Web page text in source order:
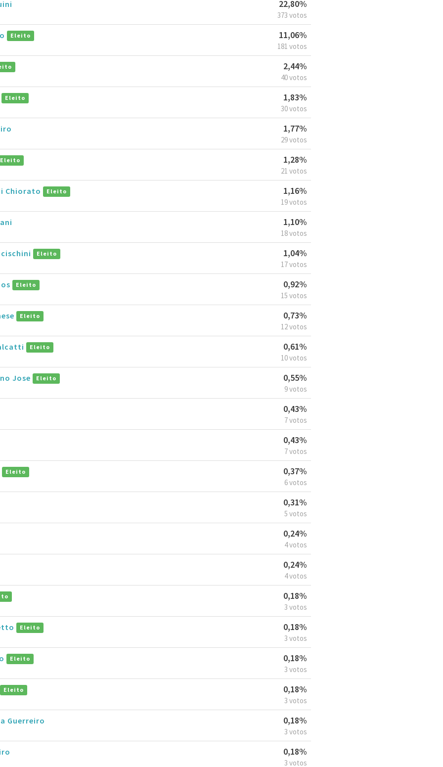
22,80%
373 votos
Eleito 11,06%
181 votos
2,44%
40 votos
Eleito 1,83%
30 votos
1,77%
29 votos
Eleito 1,28%
21 votos
Chiorato Eleito 1,16%
19 votos
1,10%
18 votos
Eleito 1,04%
17 votos
Eleito 0,92%
15 votos
Eleito 0,73%
12 votos
Eleito 0,61%
10 votos
Jose Eleito 0,55%
9 votos
0,43%
7 votos
0,43%
7 votos
Eleito 0,37%
6 votos
0,31%
5 votos
0,24%
4 votos
0,24%
4 votos
0,18%
3 votos
Eleito 0,18%
3 votos
Eleito 0,18%
3 votos
Eleito 0,18%
3 votos
Guerreiro 0,18%
3 votos
0,18%
3 votos